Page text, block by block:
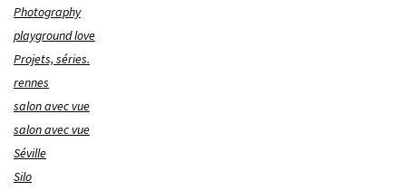
Photography
playground love
Projets, séries.
rennes
salon avec vue
salon avec vue
Séville
Silo